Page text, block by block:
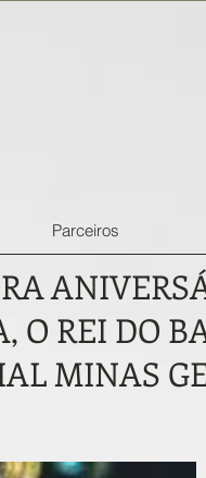
Parceiros
O REI DO
MINAS